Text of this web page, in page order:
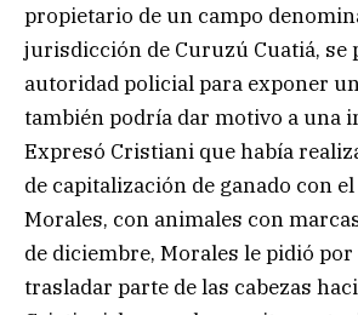
propietario de un campo
jurisdicción de Curuzú Cuatiá, se
autoridad policial para exponer
también podría dar motivo a una
Expresó Cristiani que había
de capitalización de ganado con
Morales, con animales con
de diciembre, Morales le pidió
trasladar parte de las cabezas